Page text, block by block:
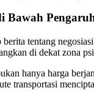
berita tentang
di dekat zona
hanya harga
transportasi